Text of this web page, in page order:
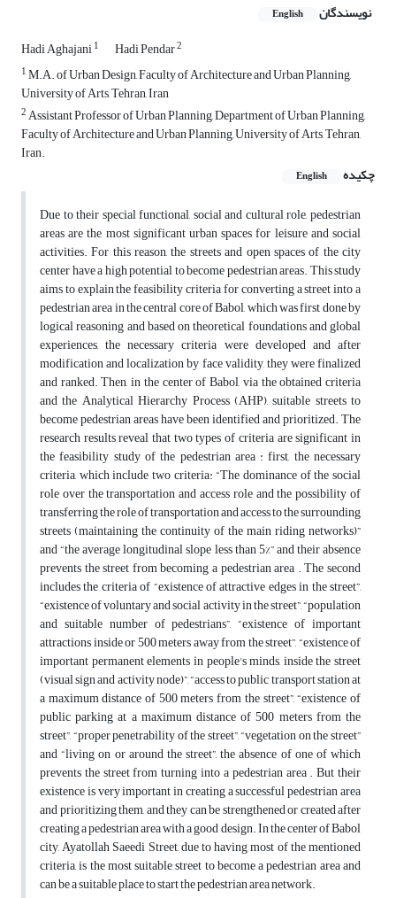
نویسندگان English
Hadi Aghajani1 Hadi Pendar2
1M.A. of Urban Design, Faculty of Architecture and Urban Planning,
University of Arts, Tehran, Iran
2Assistant Professor of Urban Planning, Department of Urban Planning,
Faculty of Architecture and Urban Planning, University of Arts, Tehran,
Iran.
چکیده
English
Due to their special functional, social and cultural role, pedestrian
areas are the most significant urban spaces for leisure and social
activities. For this reason, the streets and open spaces of the city
center have a high potential to become pedestrian areas. This study
aims to explain the feasibility criteria for converting a street into a
pedestrian area in the central core of Babol, which was first done by
logical reasoning and based on theoretical foundations and global
experiences, the necessary criteria were developed and after
modification and localization by face validity, they were finalized
and ranked. Then, in the center of Babol, via the obtained criteria
and the Analytical Hierarchy Process (AHP), suitable streets to
become pedestrian areas have been identified and prioritized. The
research results reveal that two types of criteria are significant in
the feasibility study of the pedestrian area : first, the necessary
criteria, which include two criteria: “The dominance of the social
role over the transportation and access role and the possibility of
transferring the role of transportation and access to the surrounding
streets (maintaining the continuity of the main riding networks)”
and “the average longitudinal slope less than 5%” and their absence
prevents the street from becoming a pedestrian area . The second
includes the criteria of “existence of attractive edges in the street”,
“existence of voluntary and social activity in the street”, “population
and suitable number of pedestrians”, “existence of important
attractions inside or 500 meters away from the street”, “existence of
important permanent elements in people's minds, inside the street
(visual sign and activity node)”, “access to public transport station at
a maximum distance of 500 meters from the street”, “existence of
public parking at a maximum distance of 500 meters from the
street”, “proper penetrability of the street”, “vegetation on the street”
and “living on or around the street”, the absence of one of which
prevents the street from turning into a pedestrian area . But their
existence is very important in creating a successful pedestrian area
and prioritizing them, and they can be strengthened or created after
creating a pedestrian area with a good design. In the center of Babol
city, Ayatollah Saeedi Street, due to having most of the mentioned
criteria, is the most suitable street to become a pedestrian area and
can be a suitable place to start the pedestrian area network.